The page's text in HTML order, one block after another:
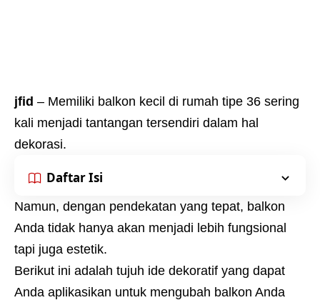
jfid – Memiliki balkon kecil di rumah tipe 36 sering
kali menjadi tantangan tersendiri dalam hal
dekorasi.
Daftar Isi
Namun, dengan pendekatan yang tepat, balkon
Anda tidak hanya akan menjadi lebih fungsional
tapi juga estetik.
Berikut ini adalah tujuh ide dekoratif yang dapat
Anda aplikasikan untuk mengubah balkon Anda